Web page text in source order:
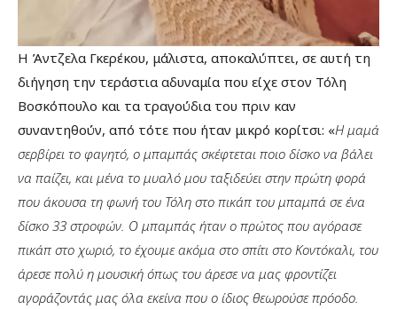
Η Άντζελα Γκερέκου, μάλιστα, αποκαλύπτει, σε αυτή τη
διήγηση την τεράστια αδυναμία που είχε στον Τόλη
Βοσκόπουλο και τα τραγούδια του πριν καν
συναντηθούν, από τότε που ήταν μικρό κορίτσι: «Η μαμά
σερβίρει το φαγητό, ο μπαμπάς σκέφτεται ποιο δίσκο να βάλει
να παίζει, και μένα το μυαλό μου ταξιδεύει στην πρώτη φορά
που άκουσα τη φωνή του Τόλη στο πικάπ του μπαμπά σε ένα
δίσκο 33 στροφών. Ο μπαμπάς ήταν ο πρώτος που αγόρασε
πικάπ στο χωριό, το έχουμε ακόμα στο σπίτι στο Κοντόκαλι, του
άρεσε πολύ η μουσική όπως του άρεσε να μας φροντίζει
αγοράζοντάς μας όλα εκείνα που ο ίδιος θεωρούσε πρόοδο.